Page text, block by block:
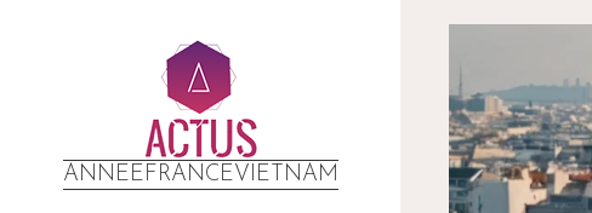
ANNEEFRANCEVIETNAM